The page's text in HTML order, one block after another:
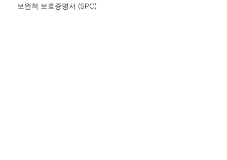
보완적 보호증명서 (SPC)